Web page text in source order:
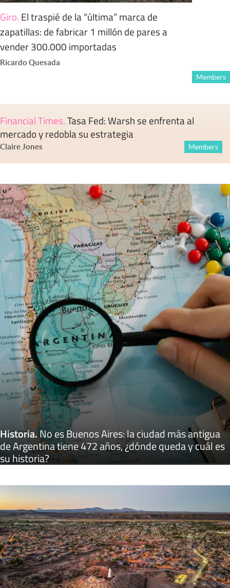
Giro. El traspié de la “última” marca de
zapatillas: de fabricar 1 millón de pares a
vender 300.000 importadas
Ricardo Quesada
Members
Financial Times.Tasa Fed: Warsh se enfrenta al
mercado y redobla su estrategia
Claire Jones Members
Historia.No es Buenos Aires: la ciudad más antigua
de Argentina tiene 472 años, ¿dónde queda y cuál es
su historia?